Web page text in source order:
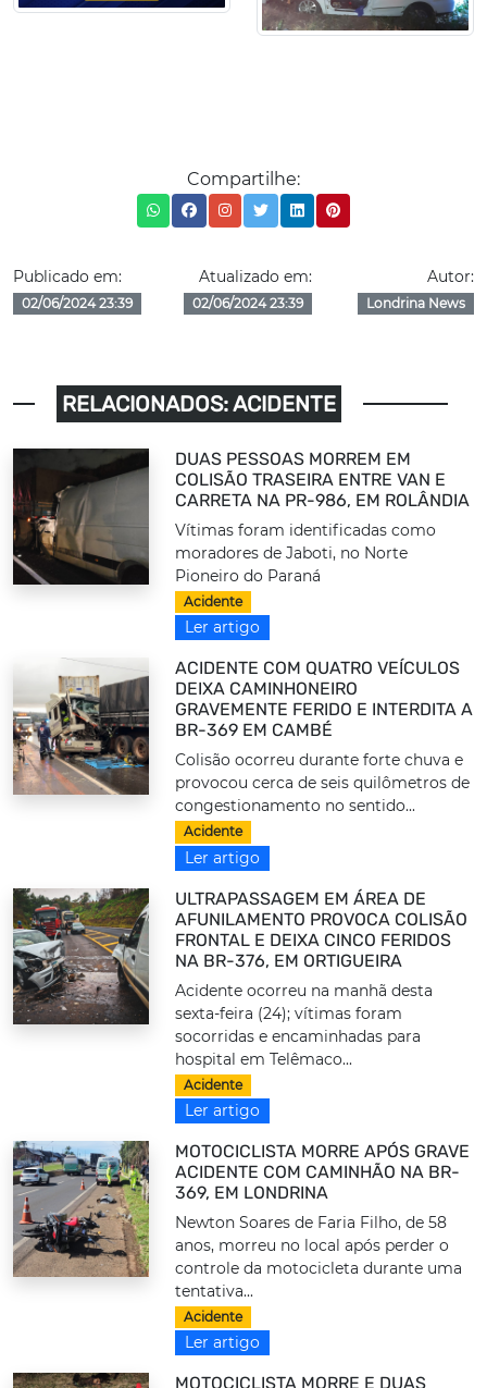
Compartilhe:
Publicado em:
02/06/2024 23:39
Atualizado em:
02/06/2024 23:39
Autor:
Londrina News
RELACIONADOS: ACIDENTE
DUAS PESSOAS MORREM EM
COLISÃO TRASEIRA ENTRE VAN E
CARRETA NA PR-986, EM ROLÂNDIA
Vítimas foram identificadas como
moradores de Jaboti, no Norte
Pioneiro do Paraná
Acidente
Ler artigo
ACIDENTE COM QUATRO VEÍCULOS
DEIXA CAMINHONEIRO
GRAVEMENTE FERIDO E INTERDITA A
BR-369 EM CAMBÉ
Colisão ocorreu durante forte chuva e
provocou cerca de seis quilômetros de
congestionamento no sentido...
Acidente
Ler artigo
ULTRAPASSAGEM EM ÁREA DE
AFUNILAMENTO PROVOCA COLISÃO
FRONTAL E DEIXA CINCO FERIDOS
NA BR-376, EM ORTIGUEIRA
Acidente ocorreu na manhã desta
sexta-feira (24); vítimas foram
socorridas e encaminhadas para
hospital em Telêmaco...
Acidente
Ler artigo
MOTOCICLISTA MORRE APÓS GRAVE
ACIDENTE COM CAMINHÃO NA BR-
369, EM LONDRINA
Newton Soares de Faria Filho, de 58
anos, morreu no local após perder o
controle da motocicleta durante uma
tentativa...
Acidente
Ler artigo
MOTOCICLISTA MORRE E DUAS